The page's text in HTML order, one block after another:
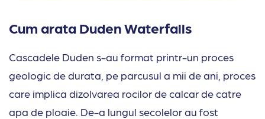
Cum arata Duden Waterfalls
Cascadele Duden s-au format printr-un proces
geologic de durata, pe parcusul a mii de ani, proces
care implica dizolvarea rocilor de calcar de catre
apa de ploaie. De-a lungul secolelor au fost